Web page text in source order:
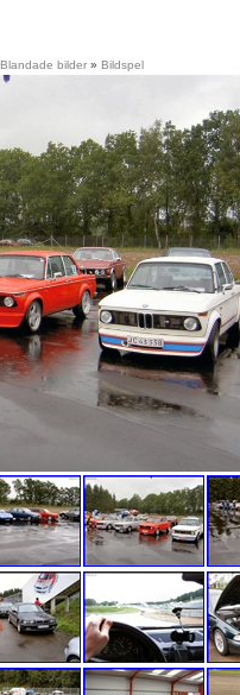
Blandade bilder » Bildspel